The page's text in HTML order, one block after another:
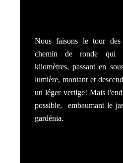
Nous faisons le tour
chemin de ronde qui
kilomètres, passant en
lumière, montant et
un léger vertige! Mais
possible, embaumant le
gardénia.